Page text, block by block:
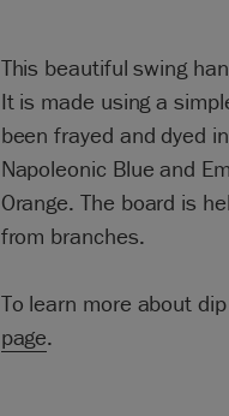
This beautiful swing
It is made using a
been frayed and dyed
Napoleonic Blue and
Orange. The board is
from branches.
To learn more about
page.